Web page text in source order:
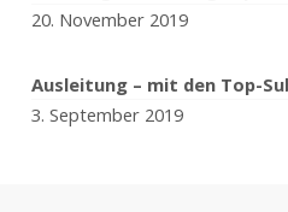
20. November 2019
Ausleitung – mit den Top-
3. September 2019